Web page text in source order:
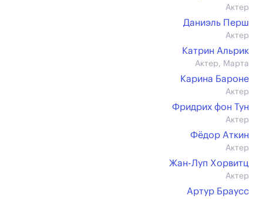
Актер
Даниэль Перш
Актер
Катрин Альрик
Актер, Марта
Карина Бароне
Актер
Фридрих фон Тун
Актер
Фёдор Аткин
Актер
Жан-Луп Хорвитц
Актер
Артур Браусс